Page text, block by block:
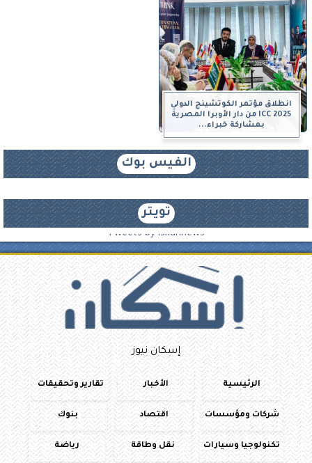
انطلاق مؤتمر الكوتشينج الدولي
ICC 2025 من دار الأوبرا المصرية
بمشاركة خبراء...
الفيس بوك
تويتر
Tweets by iskannews
إسكان نيوز
الرئيسية الأخبار تقارير وتحقيقات
شركات ومؤسسات اقتصاد بنوك
تكنولوجيا وسيارات نقل وطاقة رياضة